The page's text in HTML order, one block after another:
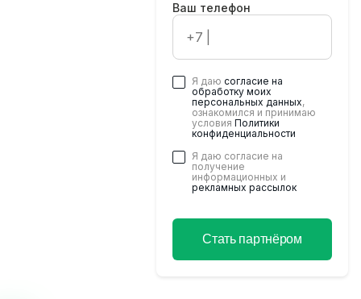
Ваш телефон
Я даю согласие на
обработку моих
персональных данных,
ознакомился и принимаю
условия Политики
конфиденциальности
Я даю согласие на
получение
информационных и
рекламных рассылок
Стать партнёром